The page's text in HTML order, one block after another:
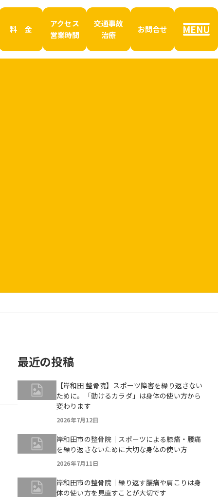
料 金
アクセス
営業時間
交通事故
治療
お問合せ MENU
最近の投稿
【岸和田 整骨院】スポーツ障害を繰り返さない
ために。「動けるカラダ」は身体の使い方から
変わります
2026年7月12日
岸和田市の整骨院｜スポーツによる膝痛・腰痛
を繰り返さないために大切な身体の使い方
2026年7月11日
岸和田市の整骨院｜繰り返す腰痛や肩こりは身
体の使い方を見直すことが大切です